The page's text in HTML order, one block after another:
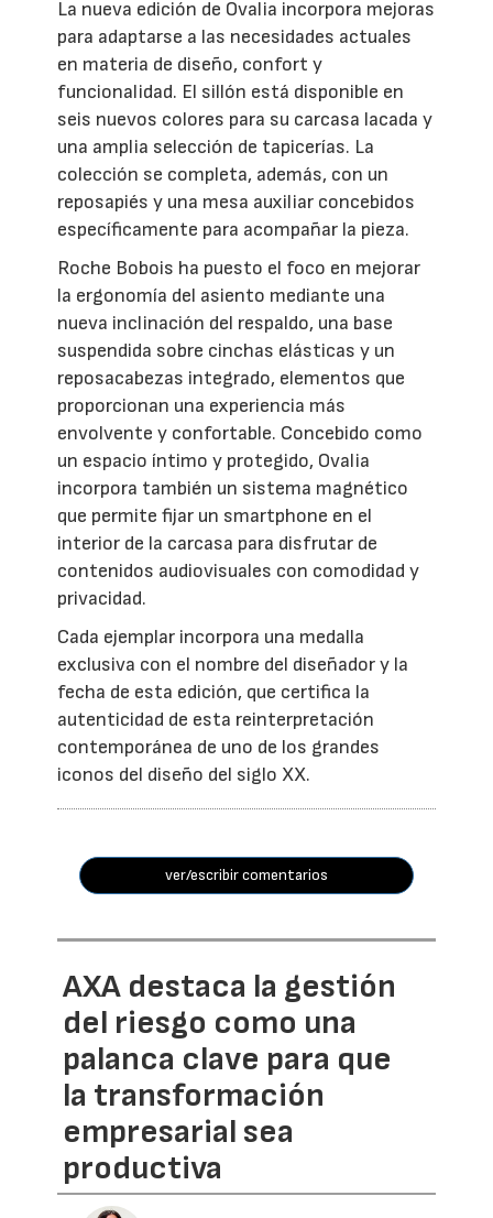
La nueva edición de Ovalia incorpora mejoras
para adaptarse a las necesidades actuales
en materia de diseño, confort y
funcionalidad. El sillón está disponible en
seis nuevos colores para su carcasa lacada y
una amplia selección de tapicerías. La
colección se completa, además, con un
reposapiés y una mesa auxiliar concebidos
específicamente para acompañar la pieza.
Roche Bobois ha puesto el foco en mejorar
la ergonomía del asiento mediante una
nueva inclinación del respaldo, una base
suspendida sobre cinchas elásticas y un
reposacabezas integrado, elementos que
proporcionan una experiencia más
envolvente y confortable. Concebido como
un espacio íntimo y protegido, Ovalia
incorpora también un sistema magnético
que permite fijar un smartphone en el
interior de la carcasa para disfrutar de
contenidos audiovisuales con comodidad y
privacidad.
Cada ejemplar incorpora una medalla
exclusiva con el nombre del diseñador y la
fecha de esta edición, que certifica la
autenticidad de esta reinterpretación
contemporánea de uno de los grandes
iconos del diseño del siglo XX.
ver/escribir comentarios
AXA destaca la gestión
del riesgo como una
palanca clave para que
la transformación
empresarial sea
productiva